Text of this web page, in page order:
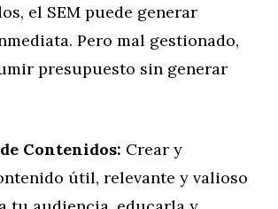
el SEM puede generar
Pero mal gestionado,
presupuesto sin generar
Contenidos: Crear y
útil, relevante y valioso